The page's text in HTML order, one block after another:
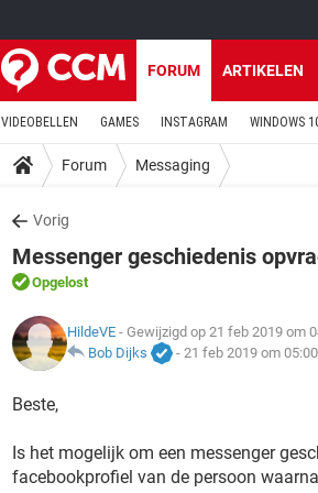
FORUM ARTIKELEN
VIDEOBELLEN GAMES INSTAGRAM WINDOWS
Forum Messaging
Vorig
Messenger geschiedenis
Opgelost
HildeVE - Gewijzigd op 21 feb 2019 om
Bob Dijks
- 21 feb 2019 om 05:00
Beste,
Is het mogelijk om een messenger
facebookprofiel van de persoon